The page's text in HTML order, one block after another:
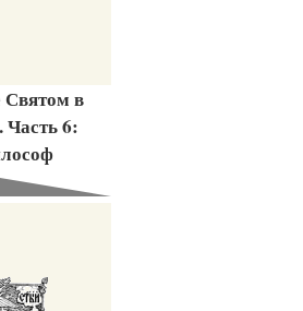
Святом в
Часть 6: